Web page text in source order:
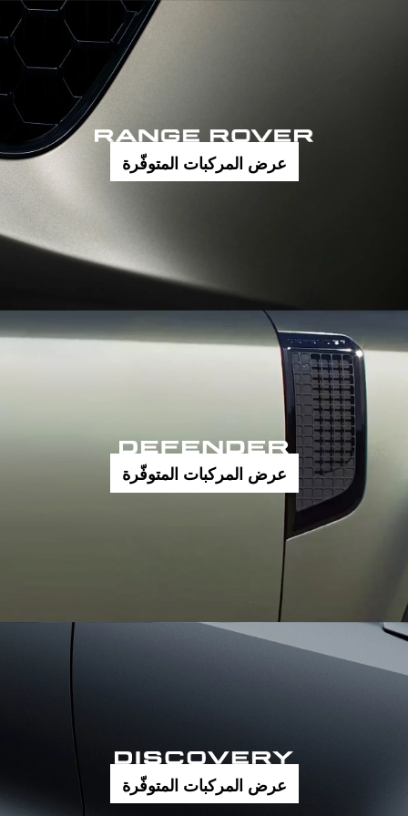
عرض المركبات المتوفّرة
عرض المركبات المتوفّرة
عرض المركبات المتوفّرة